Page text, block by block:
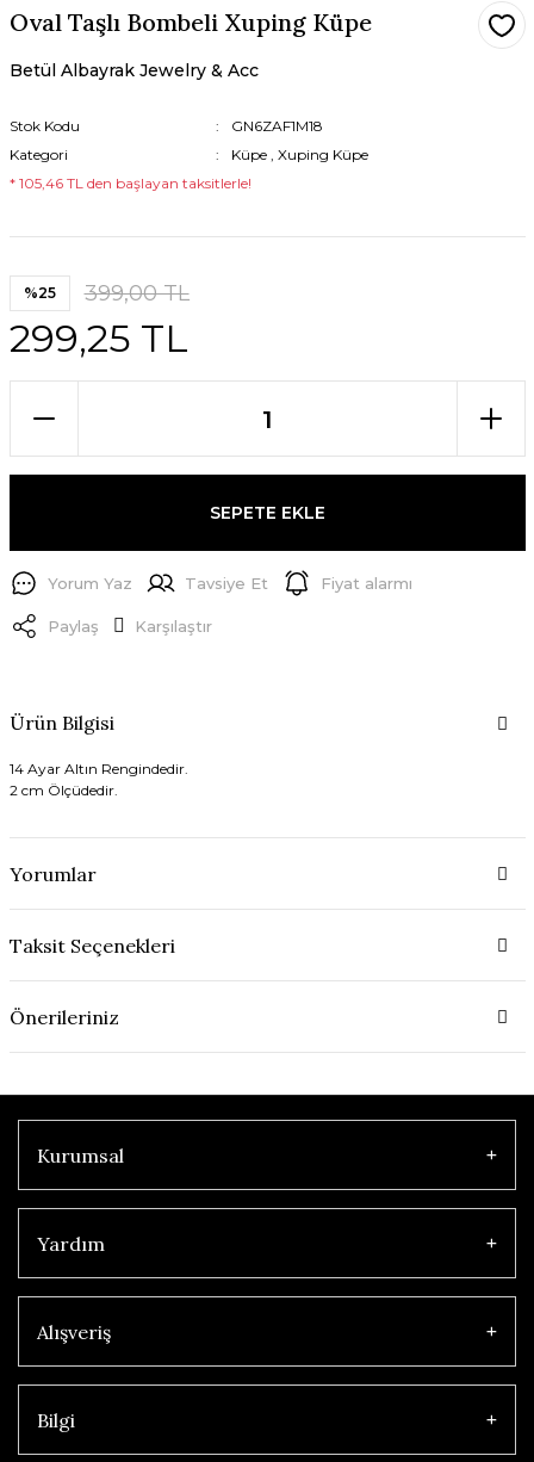
Oval Taşlı Bombeli Xuping Küpe
Betül Albayrak Jewelry & Acc
Stok Kodu
GN6ZAF1M18
Kategori
Küpe , Xuping Küpe
* 105,46 TL den başlayan taksitlerle!
%25 399,00 TL
299,25 TL
SEPETE EKLE
Yorum Yaz Tavsiye Et Fiyat alarmı
Paylaş Karşılaştır
Ürün Bilgisi
14 Ayar Altın Rengindedir.
2 cm Ölçüdedir.
Yorumlar
Taksit Seçenekleri
Önerileriniz
Kurumsal
Yardım
Alışveriş
Bilgi